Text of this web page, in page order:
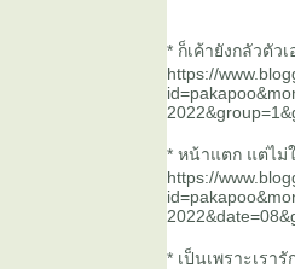
* ก็เค้ายังกลัวตัวเ
https://
* หน้าแตก แต่ไม่
https://
* เป็นเพราะเรา